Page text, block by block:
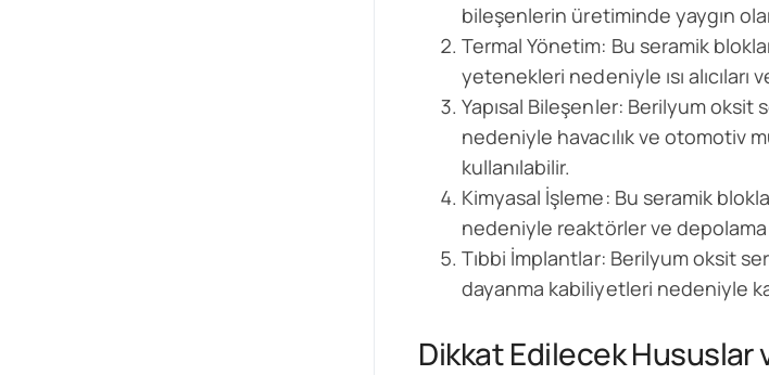
bileşenlerin üretiminde yaygın
Termal Yönetim: Bu seramik
yetenekleri nedeniyle ısı alıcıları
Yapısal Bileşenler: Berilyum oksit
nedeniyle havacılık ve otomotiv
kullanılabilir.
Kimyasal İşleme: Bu seramik
nedeniyle reaktörler ve depolama
Tıbbi İmplantlar: Berilyum oksit
dayanma kabiliyetleri nedeniyle
Dikkat Edilecek Hususlar